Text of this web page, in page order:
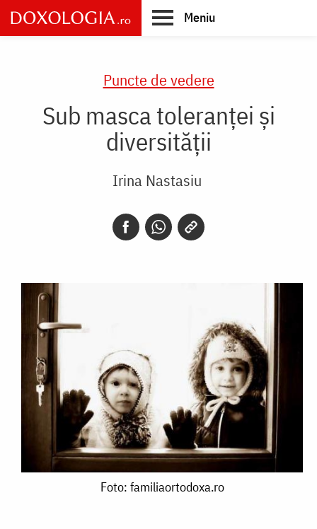
Skip
to
main
Meniu
Puncte de vedere
Sub masca toleranţei şi
diversităţii
Irina Nastasiu
Foto: familiaortodoxa.ro